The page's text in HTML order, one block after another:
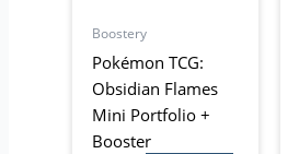
Boostery
Pokémon TCG:
Obsidian Flames
Mini Portfolio +
Booster